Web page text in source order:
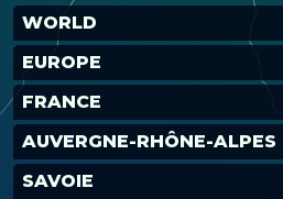
WORLD
EUROPE
FRANCE
AUVERGNE-RHÔNE-ALPES
SAVOIE